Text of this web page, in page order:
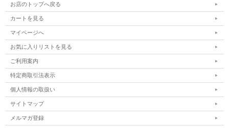
お店のトップへ戻る
カートを見る
マイページへ
お気に入りリストを見る
ご利用案内
特定商取引法表示
個人情報の取扱い
サイトマップ
メルマガ登録